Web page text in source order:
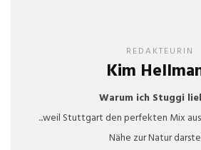
REDAKTEURIN
Kim
Warum ich Stuggi
...weil Stuttgart den perfekten Mix
Nähe zur Natur